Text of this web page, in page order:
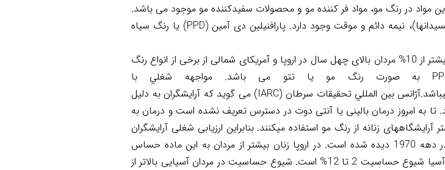
مواد در رنگ مو، مواد فر کننده مو و محصولات سفیدکننده مو موجود می باشد.
نیمه دائم و موقت وجود دارد. پارافنیلین دی آمین (PPD) یا رنگ سیاه
تخمین زده شده است بیشتر از یک سوم زنان بالای 18 سال و بیشتر از 10% مردان بالای چهل سال در اروپا و آمریکای شمالی از برخی از انواع رنگ
به صورت رنگ مو یا تتو می باشد. مواجهه شغلي
با
آژانس بين المللي تحقيقات سرطان (IARC) می گوید که آرایشگران به دلیل
تا به امروز درمان بالینی یا آنتی دوت در دسترس تعریف نشده است و درمان به
زنانه از رنگ مو استفاده میکنند. بنابراین ارزیابی شغلی آرایشگران
در دهه 1970 دیده شده است. در اروپا زنان بیشتر از مردان به این ماده حساس
هستند. علت استفاده بیشتر زنان از رنگهای آرایشگری است. در آسیا شیوع حساسیت 2 تا 12% است. شیوع حساسیت در مردان آسیایی بالاتر از